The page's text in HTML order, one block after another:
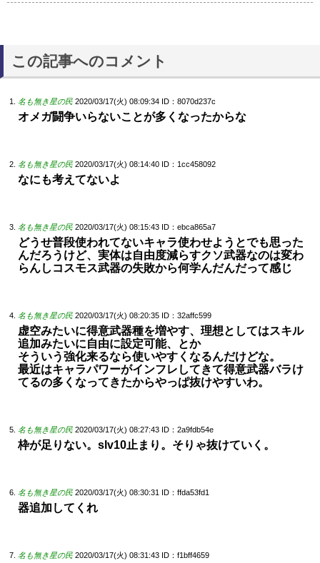
この記事へのコメント
名も無き星の民 2020/03/17(火) 08:09:34 ID：8070d237c
オメガ闘争いらないことが多くなったからな
名も無き星の民 2020/03/17(火) 08:14:40 ID：1cc458092
なにも考えてないよ
名も無き星の民 2020/03/17(火) 08:15:43 ID：ebca865a7
どうせ普段使われてないキャラ使わせようとでも思った
んだろうけど、実体は自由度減らすクソ武器なのは変わ
らんしコスモス武器の失敗から何学んだんだって感じ
名も無き星の民 2020/03/17(火) 08:20:35 ID：32affc599
虚空みたいに得意武器種を増やす、理想としてはスキル
追加みたいに自由に設定可能、とか
そういう強化来るなら使いやすくなるんだけどな。
最近はキャラパワーがインフレしてきて得意武器バラけ
てるの多くなってきたからやっぱ抜けやすいわ。
名も無き星の民 2020/03/17(火) 08:27:43 ID：2a9fdb54e
枠が足りない。slv10止まり。そりゃ抜けていく。
名も無き星の民 2020/03/17(火) 08:30:31 ID：ffda53fd1
器追加してくれ
名も無き星の民 2020/03/17(火) 08:31:43 ID：f1bff4659